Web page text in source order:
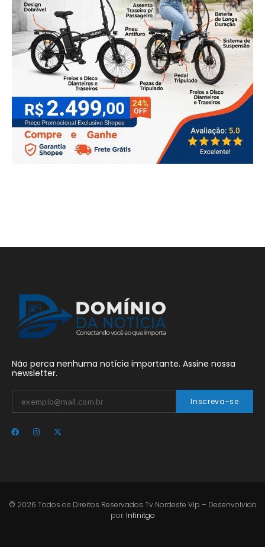
Não perca nenhuma notícia importante. Assine nossa
newsletter.
Inscreva-se
© 2026 Todos os Direitos Reservados Tv Nordeste Vip – Desenvolvido
por: Infinitgo